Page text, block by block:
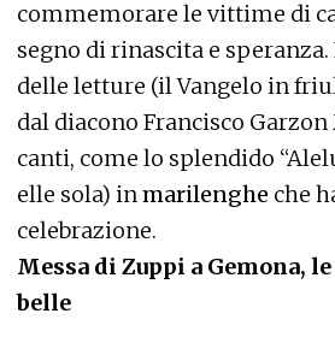
commemorare le vittime di
segno di rinascita e speranza.
delle letture (il Vangelo in
dal diacono Francisco
canti, come lo splendido
elle sola) inmarilenghe che
celebrazione.
Messa di Zuppi a Gemona,
belle